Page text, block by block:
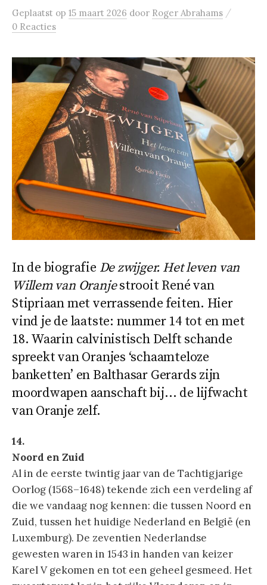
Geplaatst op 15 maart 2026 door Roger Abrahams /
0 Reacties
In de biografie De zwijger. Het leven van
Willem van Oranjestrooit René van
Stipriaan met verrassende feiten. Hier
vind je de laatste: nummer 14 tot en met
18. Waarin calvinistisch Delft schande
spreekt van Oranjes ‘schaamteloze
banketten’ en Balthasar Gerards zijn
moordwapen aanschaft bij… de lijfwacht
van Oranje zelf.
14.
Noord en Zuid
Al in de eerste twintig jaar van de Tachtigjarige
Oorlog (1568–1648) tekende zich een verdeling af
die we vandaag nog kennen: die tussen Noord en
Zuid, tussen het huidige Nederland en België (en
Luxemburg). De zeventien Nederlandse
gewesten waren in 1543 in handen van keizer
Karel V gekomen en tot een geheel gesmeed. Het